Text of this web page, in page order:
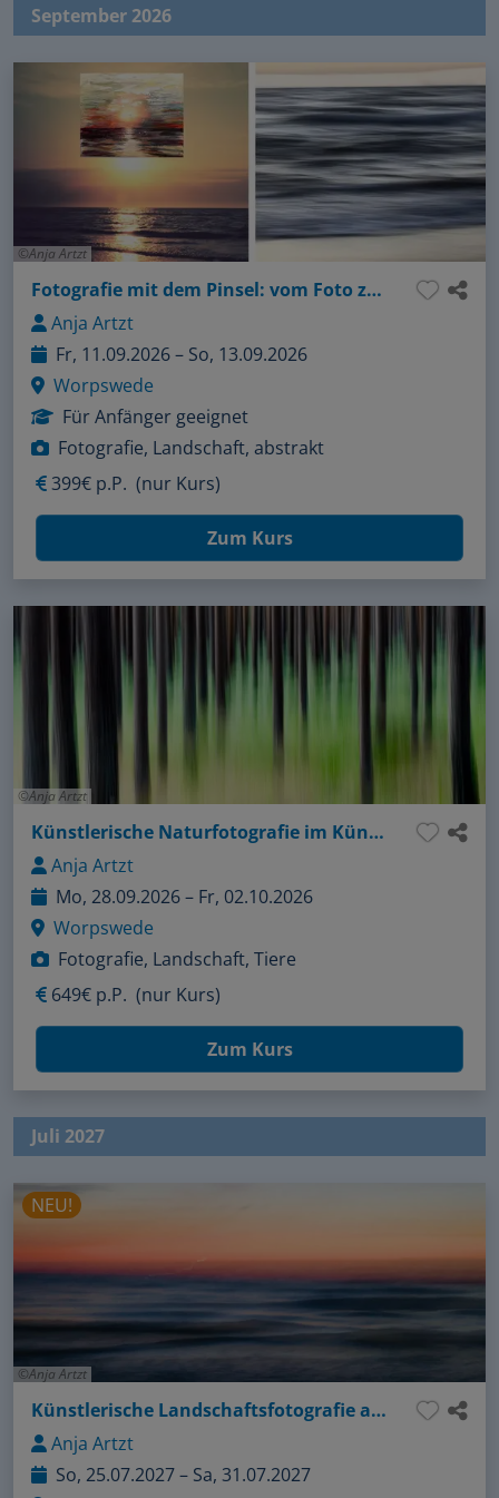
September 2026
Anja Artzt
Fotografie mit dem Pinsel: vom Foto zum Kunstwerk
Anja Artzt
Fr, 11.09.2026 – So, 13.09.2026
Worpswede
Für Anfänger geeignet
Fotografie, Landschaft, abstrakt
399€ p.P. (nur Kurs)
Zum Kurs
Anja Artzt
Künstlerische Naturfotografie im Künstlerdorf
Anja Artzt
Mo, 28.09.2026 – Fr, 02.10.2026
Worpswede
Fotografie, Landschaft, Tiere
649€ p.P. (nur Kurs)
Zum Kurs
Juli 2027
Anja Artzt
NEU!
Künstlerische Landschaftsfotografie am Darß
Anja Artzt
So, 25.07.2027 – Sa, 31.07.2027